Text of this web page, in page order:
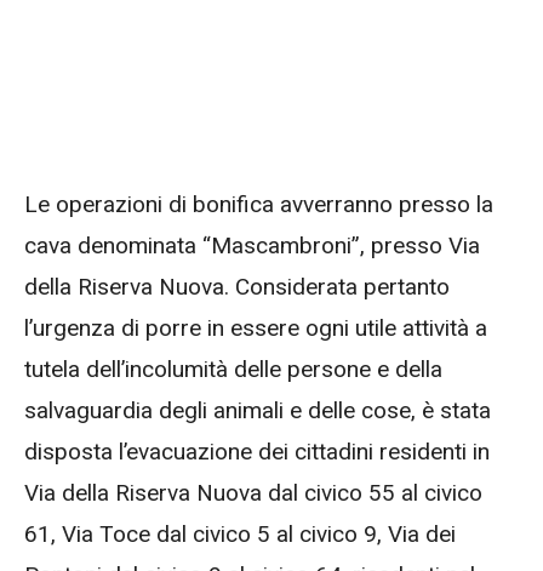
Le operazioni di bonifica avverranno presso la
cava denominata “Mascambroni”, presso Via
della Riserva Nuova. Considerata pertanto
l’urgenza di porre in essere ogni utile attività a
tutela dell’incolumità delle persone e della
salvaguardia degli animali e delle cose, è stata
disposta l’evacuazione dei cittadini residenti in
Via della Riserva Nuova dal civico 55 al civico
61, Via Toce dal civico 5 al civico 9, Via dei